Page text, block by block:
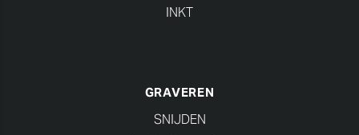
INKT
GRAVEREN
SNIJDEN